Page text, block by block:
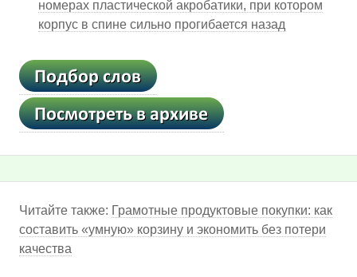
номерах пластической акробатики, при котором
корпус в спине сильно прогибается назад
Читайте также: Грамотные продуктовые покупки: как
составить «умную» корзину и экономить без потери
качества